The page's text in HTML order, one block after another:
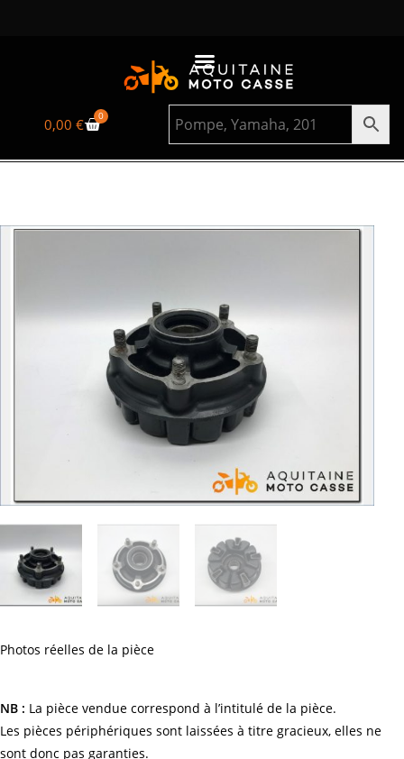
0,00€ 0
Photos réelles de la pièce
NB : La pièce vendue correspond à l’intitulé de la pièce.
Les pièces périphériques sont laissées à titre gracieux, elles ne
sont donc pas garanties.